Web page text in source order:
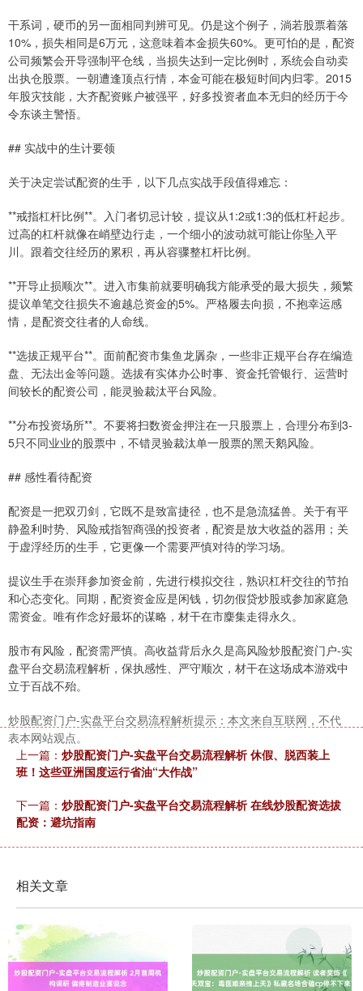
干系词，硬币的另一面相同判辨可见。仍是这个例子，淌若股票着落
10%，损失相同是6万元，这意味着本金损失60%。更可怕的是，配资
公司频繁会开导强制平仓线，当损失达到一定比例时，系统会自动卖
出执仓股票。一朝遭逢顶点行情，本金可能在极短时间内归零。2015
年股灾技能，大齐配资账户被强平，好多投资者血本无归的经历于今
令东谈主警悟。
## 实战中的生计要领
关于决定尝试配资的生手，以下几点实战手段值得难忘：
**戒指杠杆比例**。入门者切忌计较，提议从1:2或1:3的低杠杆起步。
过高的杠杆就像在峭壁边行走，一个细小的波动就可能让你坠入平
川。跟着交往经历的累积，再从容骤整杠杆比例。
**开导止损顺次**。进入市集前就要明确我方能承受的最大损失，频繁
提议单笔交往损失不逾越总资金的5%。严格履去向损，不抱幸运感
情，是配资交往者的人命线。
**选拔正规平台**。面前配资市集鱼龙羼杂，一些非正规平台存在编造
盘、无法出金等问题。选拔有实体办公时事、资金托管银行、运营时
间较长的配资公司，能灵验裁汰平台风险。
**分布投资场所**。不要将扫数资金押注在一只股票上，合理分布到3-
5只不同业业的股票中，不错灵验裁汰单一股票的黑天鹅风险。
## 感性看待配资
配资是一把双刃剑，它既不是致富捷径，也不是急流猛兽。关于有平
静盈利时势、风险戒指智商强的投资者，配资是放大收益的器用；关
于虚浮经历的生手，它更像一个需要严慎对待的学习场。
提议生手在崇拜参加资金前，先进行模拟交往，熟识杠杆交往的节拍
和心态变化。同期，配资资金应是闲钱，切勿假贷炒股或参加家庭急
需资金。唯有作念好最坏的谋略，材干在市麇集走得永久。
股市有风险，配资需严慎。高收益背后永久是高风险炒股配资门户-实
盘平台交易流程解析，保执感性、严守顺次，材干在这场成本游戏中
立于百战不殆。
炒股配资门户-实盘平台交易流程解析提示：本文来自互联网，不代
表本网站观点。
上一篇： 炒股配资门户-实盘平台交易流程解析 休假、脱西装上
班！这些亚洲国度运行省油“大作战”
下一篇： 炒股配资门户-实盘平台交易流程解析 在线炒股配资选拔
配资：避坑指南
相关文章